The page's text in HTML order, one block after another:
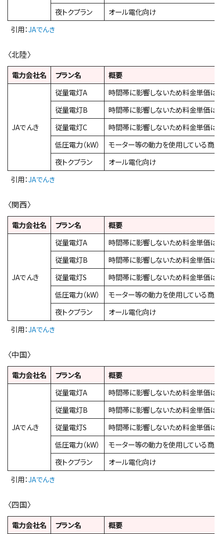
夜トクプラン
オール電化向け
引用：JAでんき
〈北陸〉
電力会社名 プラン名 概要
JAでんき
従量電灯A
時間帯に影響しないため料金単価は
従量電灯B
時間帯に影響しないため料金単価は
従量電灯C
時間帯に影響しないため料金単価は
低圧電力（kW）
モーター等の動力を使用している商
夜トクプラン
オール電化向け
引用：JAでんき
〈関西〉
電力会社名 プラン名 概要
JAでんき
従量電灯A
時間帯に影響しないため料金単価は
従量電灯B
時間帯に影響しないため料金単価は
従量電灯S
時間帯に影響しないため料金単価は
低圧電力（kW）
モーター等の動力を使用している商
夜トクプラン
オール電化向け
引用：JAでんき
〈中国〉
電力会社名 プラン名 概要
JAでんき
従量電灯A
時間帯に影響しないため料金単価は
従量電灯B
時間帯に影響しないため料金単価は
従量電灯S
時間帯に影響しないため料金単価は
低圧電力（kW）
モーター等の動力を使用している商
夜トクプラン
オール電化向け
引用：JAでんき
〈四国〉
電力会社名 プラン名 概要